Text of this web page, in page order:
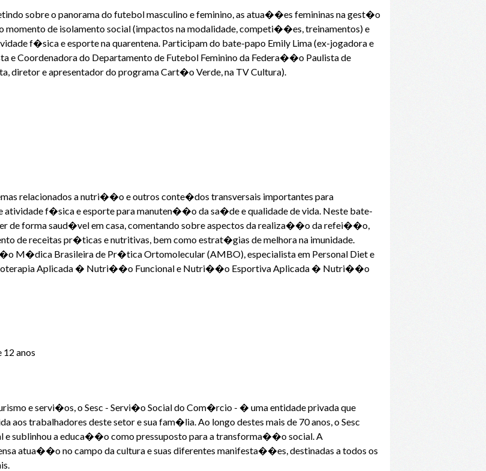
sobre o panorama do futebol masculino e feminino, as atua��es femininas na gest�o
de isolamento social (impactos na modalidade, competi��es, treinamentos) e
f�sica e esporte na quarentena. Participam do bate-papo Emily Lima (ex-jogadora e
e Coordenadora do Departamento de Futebol Feminino da Federa��o Paulista de
diretor e apresentador do programa Cart�o Verde, na TV Cultura).
relacionados a nutri��o e outros conte�dos transversais importantes para
f�sica e esporte para manuten��o da sa�de e qualidade de vida. Neste bate-
de forma saud�vel em casa, comentando sobre aspectos da realiza��o da refei��o,
de receitas pr�ticas e nutritivas, bem como estrat�gias de melhora na imunidade.
M�dica Brasileira de Pr�tica Ortomolecular (AMBO), especialista em Personal Diet e
Aplicada � Nutri��o Funcional e Nutri��o Esportiva Aplicada � Nutri��o
anos
e servi�os, o Sesc - Servi�o Social do Com�rcio - � uma entidade privada que
aos trabalhadores deste setor e sua fam�lia. Ao longo destes mais de 70 anos, o Sesc
sublinhou a educa��o como pressuposto para a transforma��o social. A
atua��o no campo da cultura e suas diferentes manifesta��es, destinadas a todos os